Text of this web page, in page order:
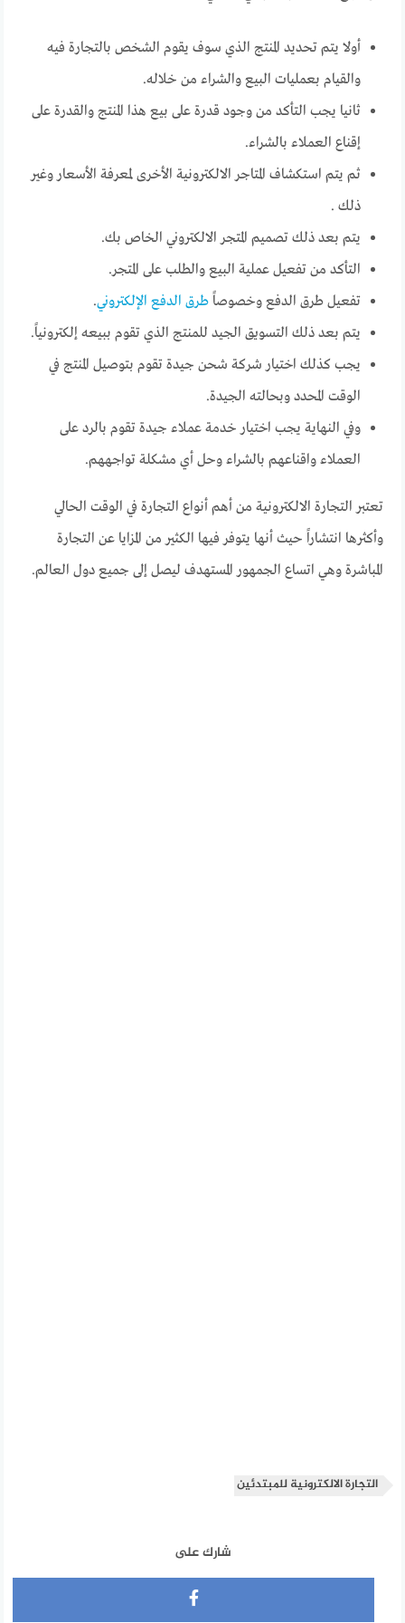
أولا يتم تحديد المنتج الذي سوف يقوم الشخص بالتجارة فيه
والقيام بعمليات البيع والشراء من خلاله.
ثانيا يجب التأكد من وجود قدرة على بيع هذا المنتج والقدرة على
إقناع العملاء بالشراء.
ثم يتم استكشاف المتاجر الالكترونية الأخرى لمعرفة الأسعار وغير
ذلك .
يتم بعد ذلك تصميم المتجر الالكتروني الخاص بك.
التأكد من تفعيل عملية البيع والطلب على المتجر.
تفعيل طرق الدفع وخصوصاًطرق الدفع الإلكتروني.
يتم بعد ذلك التسويق الجيد للمنتج الذي تقوم ببيعه إلكترونياً.
يجب كذلك اختيار شركة شحن جيدة تقوم بتوصيل المنتج في
الوقت المحدد وبحالته الجيدة.
وفي النهاية يجب اختيار خدمة عملاء جيدة تقوم بالرد على
العملاء واقناعهم بالشراء وحل أي مشكلة تواجههم.
تعتبر التجارة الالكترونية من أهم أنواع التجارة في الوقت الحالي
وأكثرها انتشاراً حيث أنها يتوفر فيها الكثير من المزايا عن التجارة
المباشرة وهي اتساع الجمهور المستهدف ليصل إلى جميع دول العالم.
التجارة الالكترونية للمبتدئين
شارك على